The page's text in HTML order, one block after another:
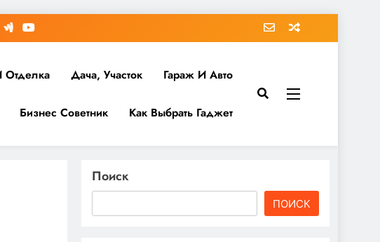
Отделка Дача, Участок Гараж И Авто
Бизнес Советник Как Выбрать Гаджет
Поиск
ПОИСК